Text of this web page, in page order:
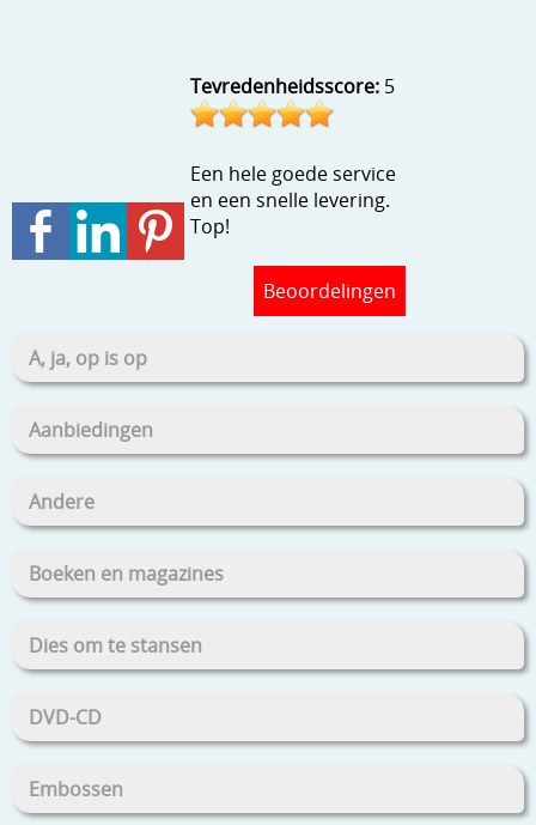
Tevredenheidsscore: 5
Een hele goede service
en een snelle levering.
Top!
Beoordelingen
A, ja, op is op
Aanbiedingen
Andere
Boeken en magazines
Dies om te stansen
DVD-CD
Embossen